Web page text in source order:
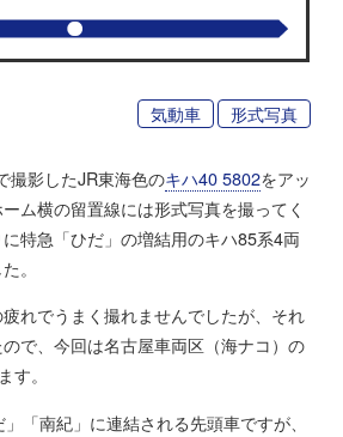
気動車 形式写真
撮影したJR東海色のキハ40 5802をアッ
ム横の留置線には形式写真を撮ってく
特急「ひだ」の増結用のキハ85系4両
。
れでうまく撮れませんでしたが、それ
で、今回は名古屋車両区（海ナコ）の
す。
「南紀」に連結される先頭車ですが、